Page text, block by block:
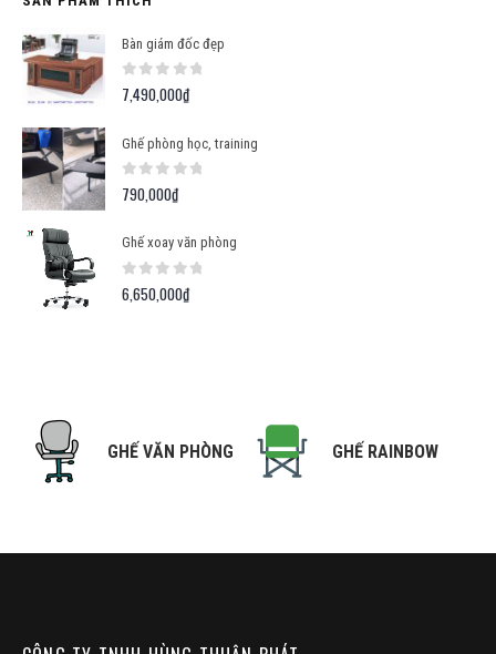
Bàn giám đốc đẹp
0 out of 5
7,490,000₫
Ghế phòng học, training
0out of 5
790,000₫
Ghế xoay văn phòng
0 out of 5
6,650,000₫
GHẾ VĂN PHÒNG GHẾ RAINBOW